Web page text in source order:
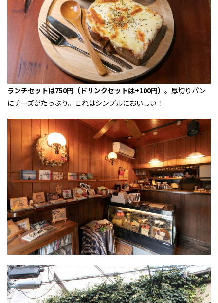
ランチセットは750円（ドリンクセットは+100円） 。厚切りパン
にチーズがたっぷり。これはシンプルにおいしい！